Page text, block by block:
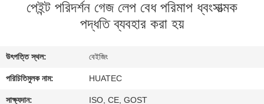
যোগাযোগ
পেইন্ট পরিদর্শন গেজ লেপ বেধ পরিমাপ ধ্বংসাত্মক
পদ্ধতি ব্যবহার করা হয়
উৎপত্তি স্থল: বেইজিং
পরিচিতিমুলক নাম: HUATEC
সাক্ষ্যদান: ISO, CE, GOST